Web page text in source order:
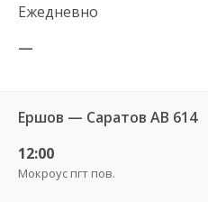
Ежедневно
—
Ершов — Саратов АВ 614
12:00
Мокроус пгт пов.